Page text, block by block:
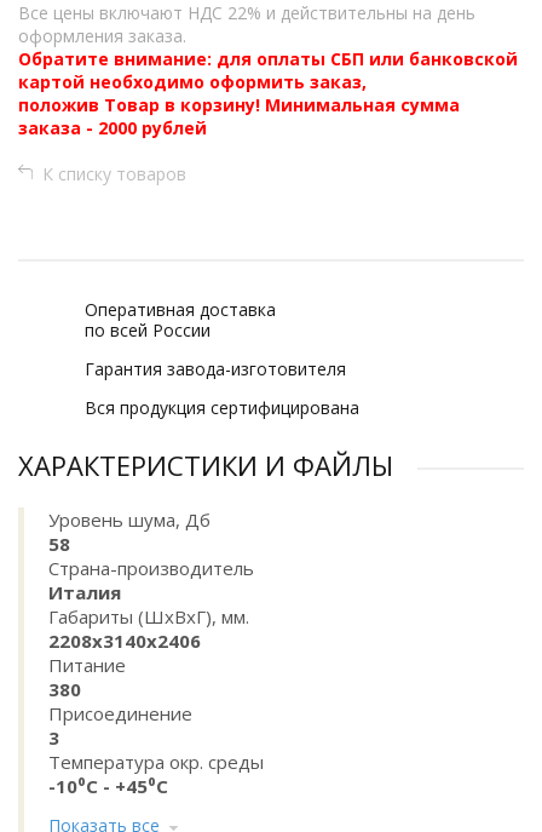
Все цены включают НДС 22% и действительны на день
оформления заказа.
Обратите внимание: для оплаты СБП или банковской
картой необходимо оформить заказ,
положив Товар в корзину! Минимальная сумма
заказа - 2000 рублей
К списку товаров
Оперативная доставка
по всей России
Гарантия завода-изготовителя
Вся продукция сертифицирована
ХАРАКТЕРИСТИКИ И ФАЙЛЫ
Уровень шума, Дб
58
Страна-производитель
Италия
Габариты (ШхВхГ), мм.
2208x3140x2406
Питание
380
Присоединение
3
Температура окр. среды
-10⁰C - +45⁰C
Показать все